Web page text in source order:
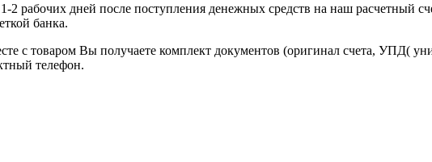
2 рабочих дней после поступления денежных средств на наш расчетный
банка.
с товаром Вы получаете комплект документов (оригинал счета, УПД(
телефон.